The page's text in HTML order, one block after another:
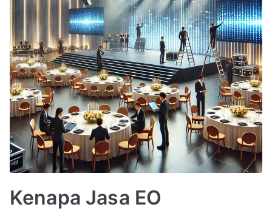
Kenapa Jasa EO